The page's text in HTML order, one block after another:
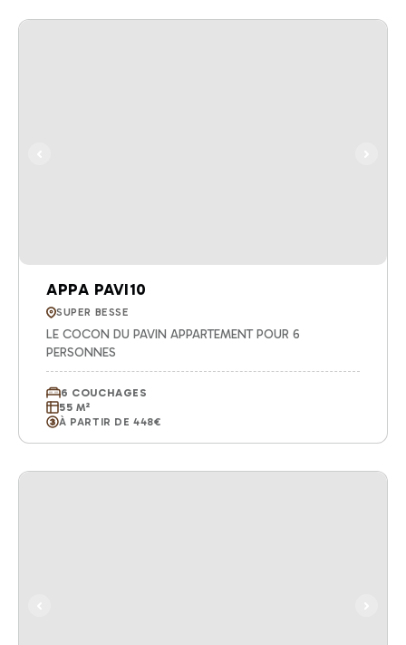
APPA PAVI10
SUPER BESSE
LE COCON DU PAVIN APPARTEMENT POUR 6
PERSONNES
6 COUCHAGES
55 M²
À PARTIR DE 448€